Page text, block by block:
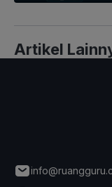
Artikel